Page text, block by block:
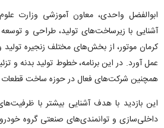
ابوالفضل واحدی، معاون آموزشی وزارت
آشنایی با زیرساخت‌های تولید، طراحی و
کرمان موتور، از بخش‌های مختلف زنجیره تولید
عمل آورد. در این برنامه، خطوط تولید بدنه و
همچنین شرکت‌های فعال در حوزه ساخت قطعات
این بازدید با هدف آشنایی بیشتر با
داخلی‌سازی و توانمندی‌های صنعتی گروه